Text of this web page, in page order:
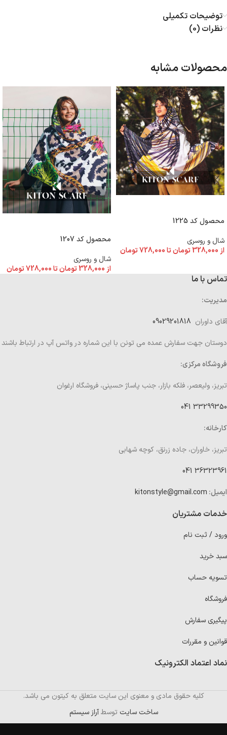
توضیحات تکمیلی
نظرات (0)
محصولات مشابه
محصول کد 1225
شال و روسری
از 328,000تومانتا728,000تومان
محصول کد 1207
شال و روسری
از 328,000تومانتا728,000تومان
تماس با ما
مدیریت:
آقای داوران
دوستان جهت سفارش عمده می تونن با این شماره در واتس آپ در ارتباط باشند
فروشگاه مرکزی:
تبریز، ولیعصر، فلکه بازار، جنب پاساژ حسینی، فروشگاه ارغوان
33299350 041
کارخانه:
تبریز، خاوران، جاده زرنق، کوچه شهابی
36323961 041
ایمیل: kitonstyle@gmail.com
خدمات مشتریان
ورود / ثبت نام
سبد خرید
تسویه حساب
فروشگاه
پیگیری سفارش
قوانین و مقررات
نماد اعتماد الکترونیک
کلیه حقوق مادی و معنوی این سایت متعلق به کیتون می باشد.
ساخت سایت توسطآراز سیستم